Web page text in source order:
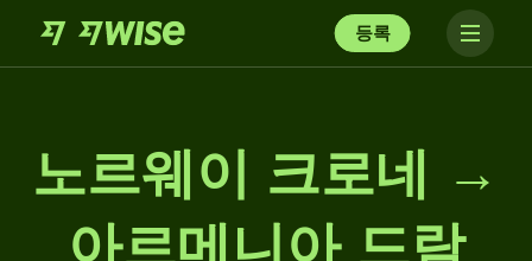
등록
노르웨이 크로네 →
아르메니아 드람